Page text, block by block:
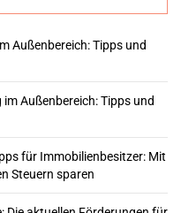
Außenbereich: Tipps und
Außenbereich: Tipps und
für Immobilienbesitzer: Mit
Steuern sparen